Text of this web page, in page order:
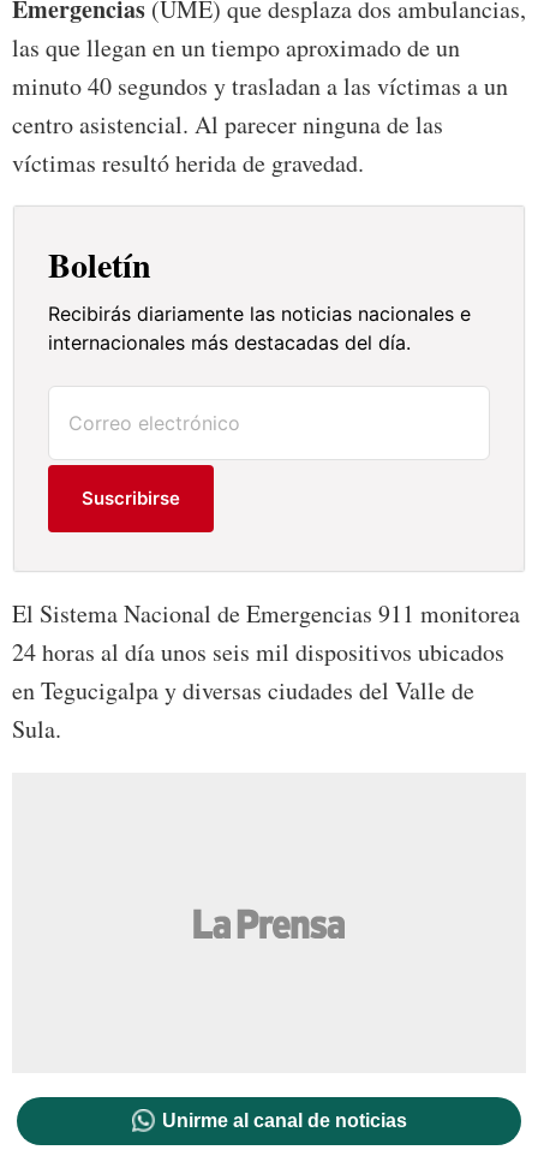
Emergencias (UME) que desplaza dos ambulancias,
las que llegan en un tiempo aproximado de un
minuto 40 segundos y trasladan a las víctimas a un
centro asistencial. Al parecer ninguna de las
víctimas resultó herida de gravedad.
Boletín
Recibirás diariamente las noticias nacionales e
internacionales más destacadas del día.
Suscribirse
El Sistema Nacional de Emergencias 911 monitorea
24 horas al día unos seis mil dispositivos ubicados
en Tegucigalpa y diversas ciudades del Valle de
Sula.
Unirme al canal de noticias